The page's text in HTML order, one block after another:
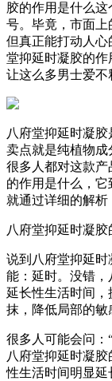
胶的作用是什么
号。毕竟，市面上
但真正能打动人
堂抑延时凝胶的
让这么多男士爱不
八府堂抑延时凝
卖点就是纯植物成
很多人都对这款
的作用是什么，
就通过详细的解析
八府堂抑延时凝胶
说到八府堂抑延
能：延时。没错
延长性生活时间
抹，降低局部的敏
很多人可能会问：
八府堂抑延时凝胶
性生活时间明显延